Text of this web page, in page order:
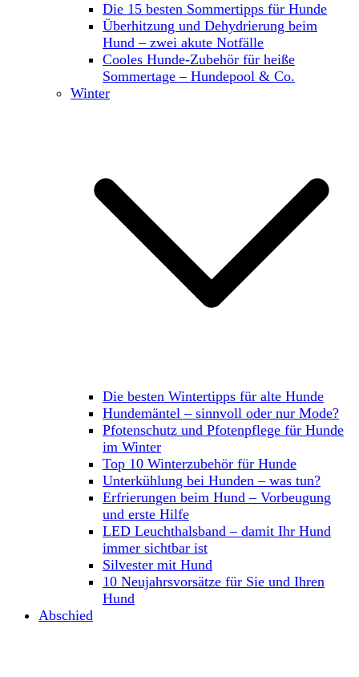
Die 15 besten Sommertipps für Hunde
Überhitzung und Dehydrierung beim
Hund – zwei akute Notfälle
Cooles Hunde-Zubehör für heiße
Sommertage – Hundepool & Co.
Winter
Die besten Wintertipps für alte Hunde
Hundemäntel – sinnvoll oder nur Mode?
Pfotenschutz und Pfotenpflege für Hunde
im Winter
Top 10 Winterzubehör für Hunde
Unterkühlung bei Hunden – was tun?
Erfrierungen beim Hund – Vorbeugung
und erste Hilfe
LED Leuchthalsband – damit Ihr Hund
immer sichtbar ist
Silvester mit Hund
10 Neujahrsvorsätze für Sie und Ihren
Hund
Abschied